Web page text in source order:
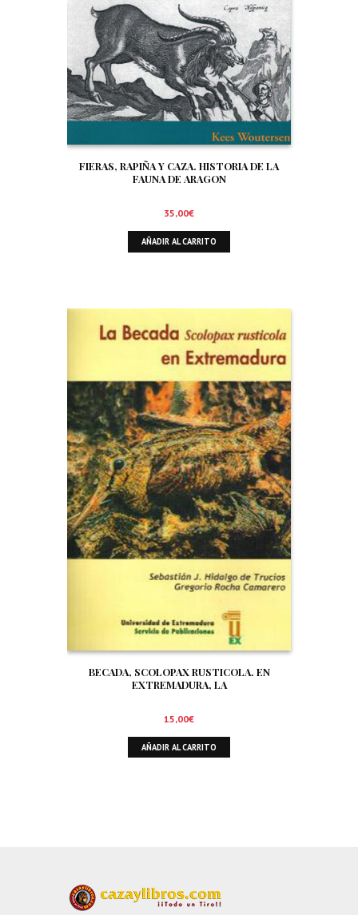
FIERAS, RAPIÑA Y CAZA. HISTORIA DE LA
FAUNA DE ARAGON
35,00€
AÑADIR AL CARRITO
BECADA, SCOLOPAX RUSTICOLA. EN
EXTREMADURA, LA
15,00€
AÑADIR AL CARRITO